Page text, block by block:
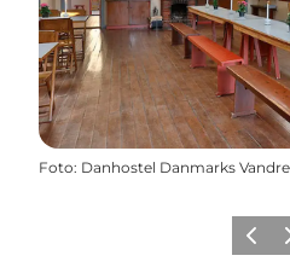
Foto: Danhostel Danmarks
Zurück